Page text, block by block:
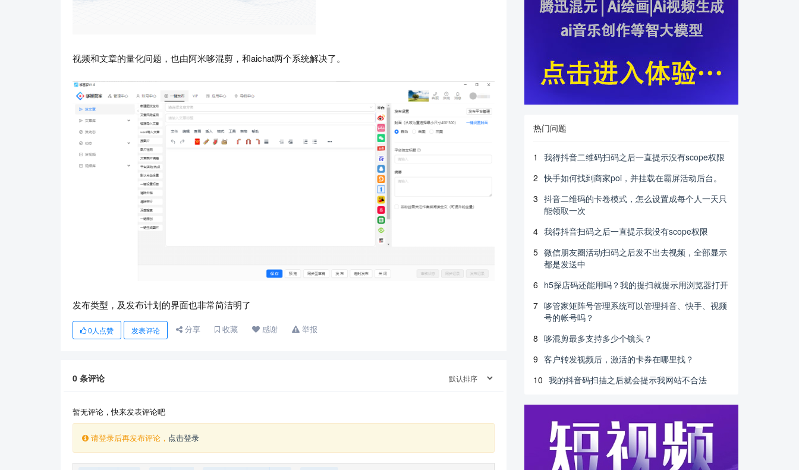
视频和文章的量化问题，也由阿米哆混剪，和aichat两个系统解决了。
发布类型，及发布计划的界面也非常简洁明了
0 人点赞 发表评论 分享 收藏 感谢 举报
0 条评论
暂无评论，快来发表评论吧
请登录后再发布评论， 点击登录
热门问题
1
我得抖音二维码扫码之后一直提示没有scope权限
2 快手如何找到商家poi，并挂载在霸屏活动后台。
3 抖音二维码的卡卷模式，怎么设置成每个人一天只
能领取一次
4 我得抖音扫码之后一直提示我没有scope权限
5 微信朋友圈活动扫码之后发不出去视频，全部显示
都是发送中
6 h5探店码还能用吗？我的提扫就提示用浏览器打开
7 哆管家矩阵号管理系统可以管理抖音、快手、视频
号的帐号吗？
8 哆混剪最多支持多少个镜头？
9 客户转发视频后，激活的卡券在哪里找？
10 我的抖音码扫描之后就会提示我网站不合法